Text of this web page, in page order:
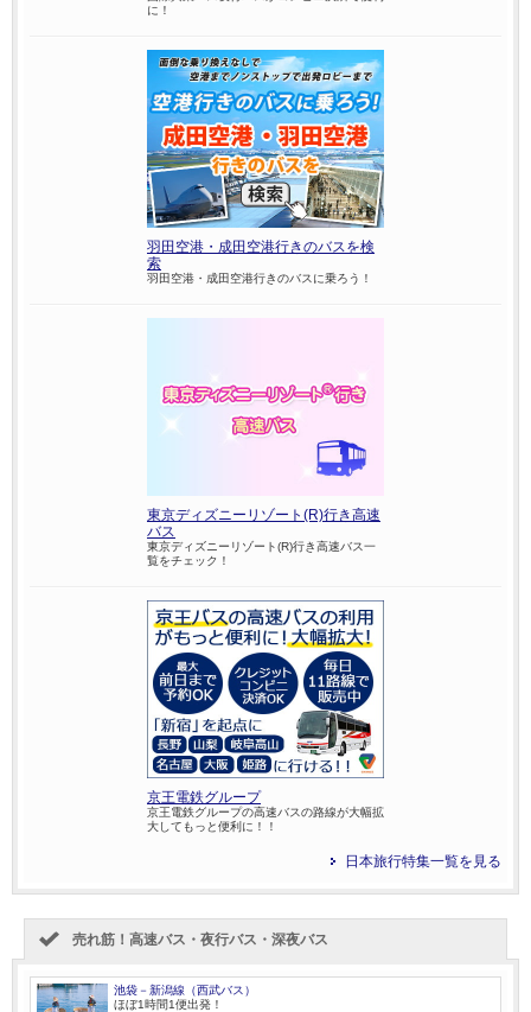
に！
羽田空港・成田空港行きのバスを検
索
羽田空港・成田空港行きのバスに乗ろう！
東京ディズニーリゾート(R)行き高速
バス
東京ディズニーリゾート(R)行き高速バス一
覧をチェック！
京王電鉄グループ
京王電鉄グループの高速バスの路線が大幅拡
大してもっと便利に！！
日本旅行特集一覧を見る
売れ筋！高速バス・夜行バス・深夜バス
池袋－新潟線（西武バス）
ほぼ1時間1便出発！